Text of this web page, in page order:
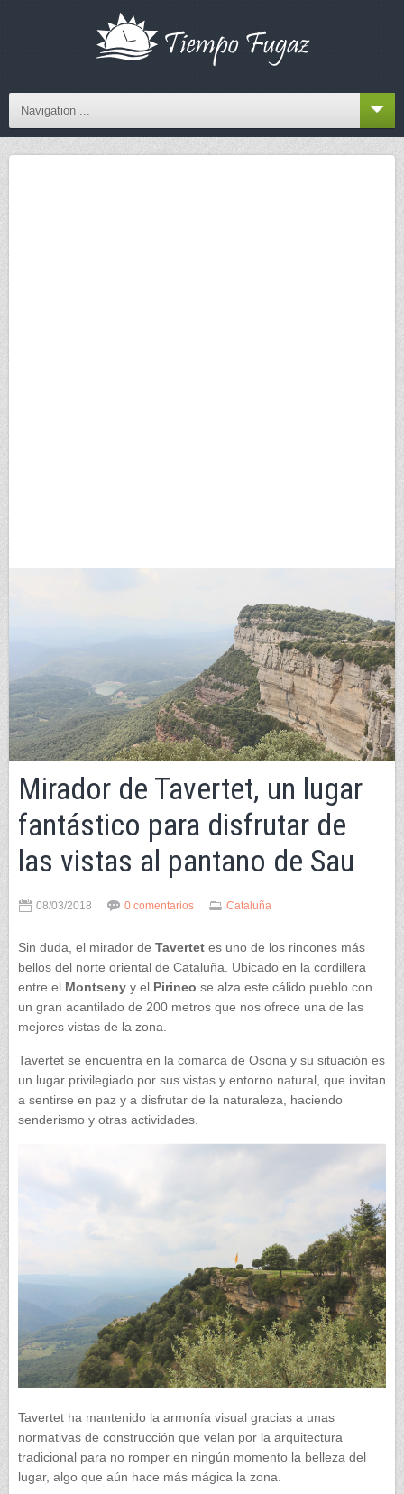
Navigation ...
Mirador de Tavertet, un lugar
fantástico para disfrutar de
las vistas al pantano de Sau
08/03/2018 0 comentarios Cataluña
Sin duda, el mirador de Tavertet es uno de los rincones más
bellos del norte oriental de Cataluña. Ubicado en la cordillera
entre el Montseny y el Pirineo se alza este cálido pueblo con
un gran acantilado de 200 metros que nos ofrece una de las
mejores vistas de la zona.
Tavertet se encuentra en la comarca de Osona y su situación es
un lugar privilegiado por sus vistas y entorno natural, que invitan
a sentirse en paz y a disfrutar de la naturaleza, haciendo
senderismo y otras actividades.
Tavertet ha mantenido la armonía visual gracias a unas
normativas de construcción que velan por la arquitectura
tradicional para no romper en ningún momento la belleza del
lugar, algo que aún hace más mágica la zona.